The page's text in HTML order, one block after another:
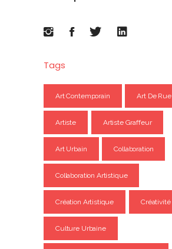
Tags
Art Contemporain Art De Rue
Artiste Artiste Graffeur
Art Urbain Collaboration
Collaboration Artistique
Création Artistique Créativité
Culture Urbaine